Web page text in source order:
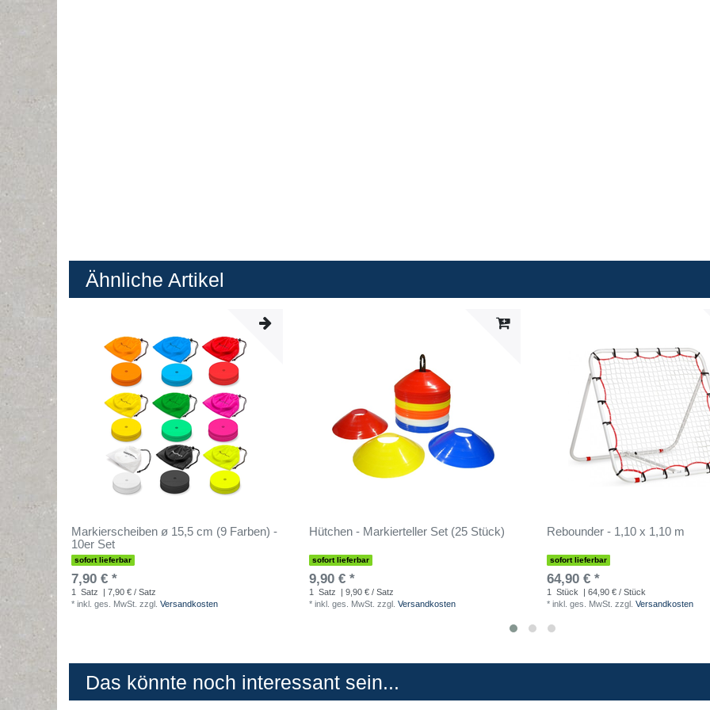
Ähnliche Artikel
Markierscheiben ø 15,5 cm (9 Farben) -
10er Set
sofort lieferbar
7,90 € *
1 Satz
| 7,90 € / Satz
* inkl. ges. MwSt. zzgl. Versandkosten
Hütchen - Markierteller Set (25 Stück)
sofort lieferbar
9,90 € *
1 Satz
| 9,90 € / Satz
* inkl. ges. MwSt. zzgl. Versandkosten
Rebounder - 1,10 x 1,10 m
sofort lieferbar
64,90 € *
1 Stück
| 64,90 € / Stück
* inkl. ges. MwSt. zzgl. Versandkosten
Das könnte noch interessant sein...